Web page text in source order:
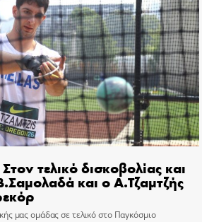
τελικό δισκοβολίας και
και ο Α.Τζαμτζής
μας ομάδας σε τελικό στο Παγκόσμιο